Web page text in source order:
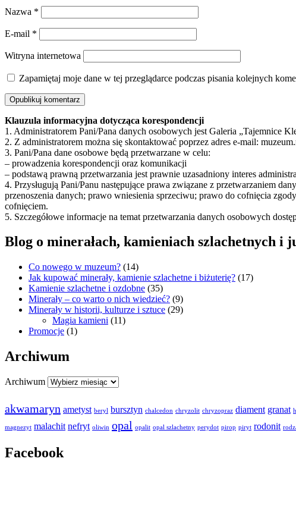
Nazwa *
E-mail *
Witryna internetowa
Zapamiętaj moje dane w tej przeglądarce podczas pisania kolejnych
Klauzula informacyjna dotycząca korespondencji
1. Administratorem Pani/Pana danych osobowych jest Galeria „Tajemnice
2. Z administratorem można się skontaktować poprzez adres e-mail:
3. Pani/Pana dane osobowe będą przetwarzane w celu:
– prowadzenia korespondencji oraz komunikacji
– podstawą prawną przetwarzania jest prawnie uzasadniony interes
4. Przysługują Pani/Panu następujące prawa związane z przetwarzaniem
przenoszenia danych; prawo wniesienia sprzeciwu; prawo do cofnięcia
cofnięciem.
5. Szczegółowe informacje na temat przetwarzania danych osobowych
Blog o minerałach, kamieniach szlachetnych i
Co nowego w muzeum? (14)
Jak kupować minerały, kamienie szlachetne i biżuterię? (17)
Kamienie szlachetne i ozdobne (35)
Minerały – co warto o nich wiedzieć? (9)
Minerały w historii, kulturze i sztuce (29)
Magia kamieni (11)
Promocje (1)
Archiwum
Archiwum
akwamaryn ametyst beryl bursztyn chalcedon chryzolit chryzopraz diament granat
magnezyt malachit nefryt oliwin opal opalit opal szlachetny perydot pirop piryt rodonit
Facebook